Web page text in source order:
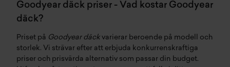
Goodyear däck priser - Vad kostar Goodyear
däck?
Priset på Goodyear däck varierar beroende på modell och
storlek. Vi strävar efter att erbjuda konkurrenskraftiga
priser och prisvärda alternativ som passar din budget.